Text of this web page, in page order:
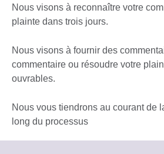
Nous visons à reconnaître votre
plainte dans trois jours.
Nous visons à fournir des
commentaire ou résoudre votre
ouvrables.
Nous vous tiendrons au courant de
long du processus